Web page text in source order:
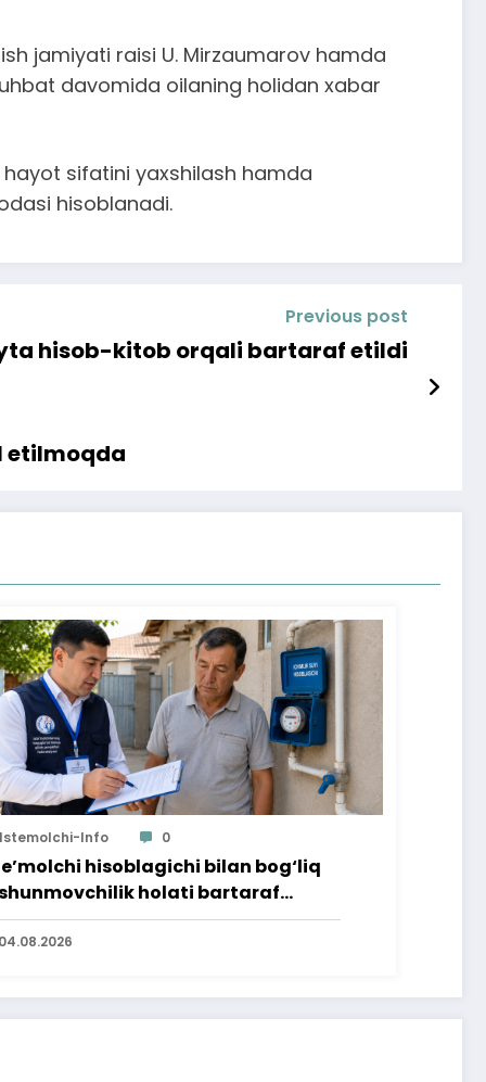
jamiyati raisi U. Mirzaumarov hamda
davomida oilaning holidan xabar
sifatini yaxshilash hamda
hisoblanadi.
Previous post
hisob-kitob orqali bartaraf etildi
etilmoqda
Info 0
hisoblagichi bilan bog‘liq
holati bartaraf